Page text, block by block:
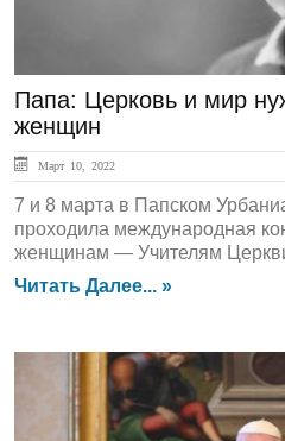
Папа: Церковь и мир
женщин
Март 10, 2022
7 и 8 марта в Папском
проходила международная
женщинам — Учителям
Читать Далее... »
ЛЕНТА НОВОСТЕЙ